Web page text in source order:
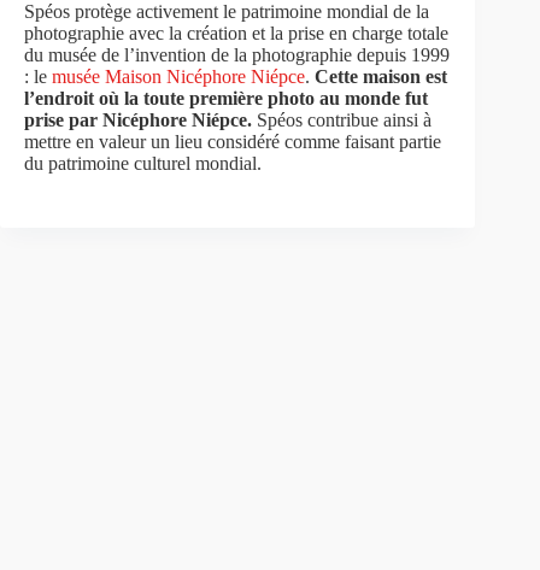
Spéos protège activement le patrimoine mondial de la
photographie avec la création et la prise en charge totale
du musée de l’invention de la photographie depuis 1999
: le musée Maison Nicéphore Niépce. Cette maison est
l’endroit où la toute première photo au monde fut
prise par Nicéphore Niépce. Spéos contribue ainsi à
mettre en valeur un lieu considéré comme faisant partie
du patrimoine culturel mondial.